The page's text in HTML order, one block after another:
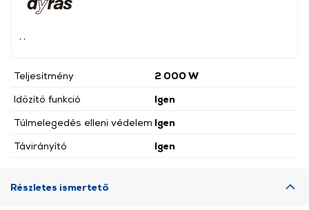
Teljesítmény
2 000 W
Időzítő funkció
Igen
Túlmelegedés elleni védelem Igen
Távirányító
Igen
Részletes ismertető